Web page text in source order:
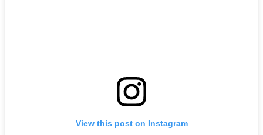
View this post on Instagram